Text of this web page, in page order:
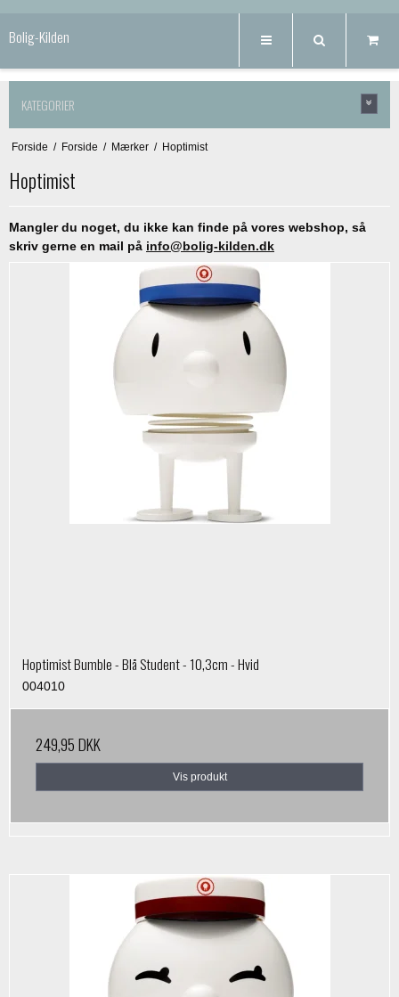
Bolig-Kilden
KATEGORIER
Forside / Forside / Mærker / Hoptimist
Hoptimist
Mangler du noget, du ikke kan finde på vores webshop, så
skriv gerne en mail på info@bolig-kilden.dk
Hoptimist Bumble - Blå Student - 10,3cm - Hvid
004010
249,95 DKK
Vis produkt